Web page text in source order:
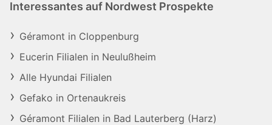
Interessantes auf Nordwest Prospekte
Géramont in Cloppenburg
Eucerin Filialen in Neulußheim
Alle Hyundai Filialen
Gefako in Ortenaukreis
Géramont Filialen in Bad Lauterberg (Harz)